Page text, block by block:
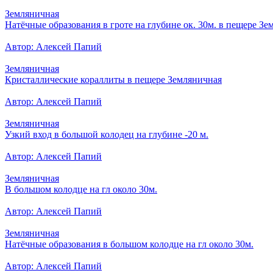
Земляничная
Натёчные образования в гроте на глубине ок. 30м. в пещере
Автор: Алексей Папий
Земляничная
Кристаллические кораллиты в пещере Земляничная
Автор: Алексей Папий
Земляничная
Узкий вход в большой колодец на глубине -20 м.
Автор: Алексей Папий
Земляничная
В большом колодце на гл около 30м.
Автор: Алексей Папий
Земляничная
Натёчные образования в большом колодце на гл около 30м.
Автор: Алексей Папий